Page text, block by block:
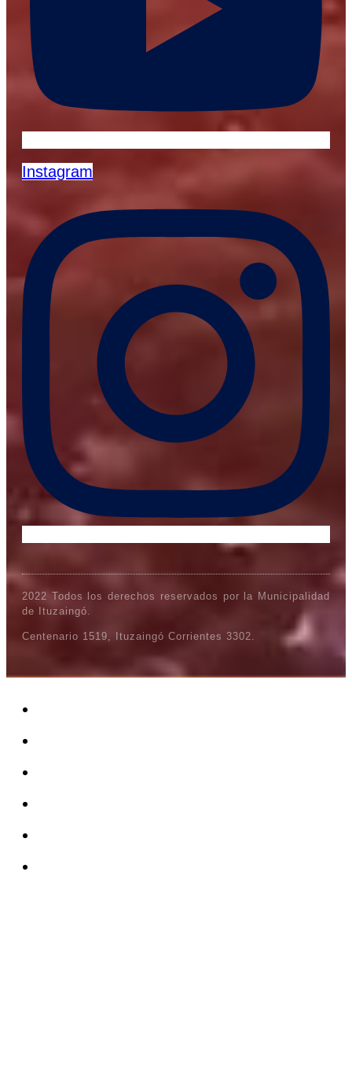
Instagram
2022 Todos los derechos reservados por la Municipalidad
de Ituzaingó.
Centenario 1519, Ituzaingó Corrientes 3302.